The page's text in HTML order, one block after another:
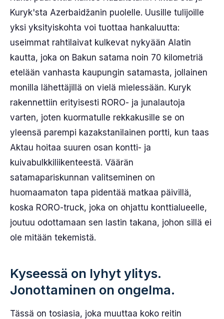
Kuryk'sta Azerbaidžanin puolelle. Uusille tulijoille
yksi yksityiskohta voi tuottaa hankaluutta:
useimmat rahtilaivat kulkevat nykyään Alatin
kautta, joka on Bakun satama noin 70 kilometriä
etelään vanhasta kaupungin satamasta, jollainen
monilla lähettäjillä on vielä mielessään. Kuryk
rakennettiin erityisesti RORO- ja junalautoja
varten, joten kuormatulle rekkakusille se on
yleensä parempi kazakstanilainen portti, kun taas
Aktau hoitaa suuren osan kontti- ja
kuivabulkkiliikenteestä. Väärän
satamapariskunnan valitseminen on
huomaamaton tapa pidentää matkaa päivillä,
koska RORO-truck, joka on ohjattu konttialueelle,
joutuu odottamaan sen lastin takana, johon sillä ei
ole mitään tekemistä.
Kyseessä on lyhyt ylitys.
Jonottaminen on ongelma.
Tässä on tosiasia, joka muuttaa koko reitin